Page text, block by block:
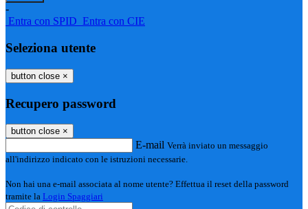
-
Entra con SPID Entra con CIE
Seleziona utente
button close ×
Recupero password
button close ×
E-mail Verrà inviato un messaggio
all'indirizzo indicato con le istruzioni necessarie.
Non hai una e-mail associata al nome utente? Effettua il reset della password
tramite la Login Spaggiari